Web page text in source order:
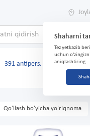
Shaharni
Tez yetkazib
uchun
aniqlashtiring
391 antipers. DEONICA
Qo'llash bo'yicha yo'riqnoma